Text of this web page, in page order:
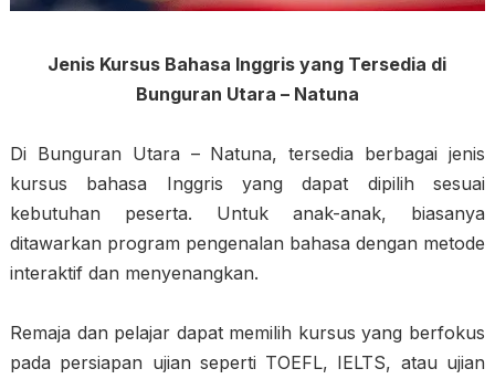
Jenis Kursus Bahasa Inggris yang Tersedia di
Bunguran Utara – Natuna
Di Bunguran Utara – Natuna, tersedia berbagai jenis
kursus bahasa Inggris yang dapat dipilih sesuai
kebutuhan peserta. Untuk anak-anak, biasanya
ditawarkan program pengenalan bahasa dengan metode
interaktif dan menyenangkan.
Remaja dan pelajar dapat memilih kursus yang berfokus
pada persiapan ujian seperti TOEFL, IELTS, atau ujian